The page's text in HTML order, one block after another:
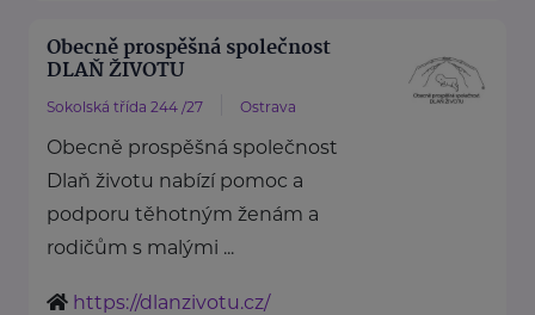
Obecně prospěšná společnost
DLAŇ ŽIVOTU
Sokolská třída 244 /27 Ostrava
Obecně prospěšná společnost
Dlaň životu nabízí pomoc a
podporu těhotným ženám a
rodičům s malými ...
https://dlanzivotu.cz/